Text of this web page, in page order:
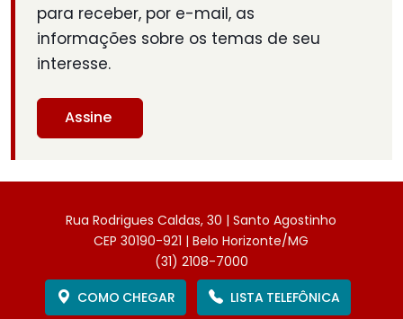
para receber, por e-mail, as
informações sobre os temas de seu
interesse.
Assine
Rua Rodrigues Caldas, 30 | Santo Agostinho
CEP 30190-921 | Belo Horizonte/MG
(31) 2108-7000
COMO CHEGAR
LISTA TELEFÔNICA